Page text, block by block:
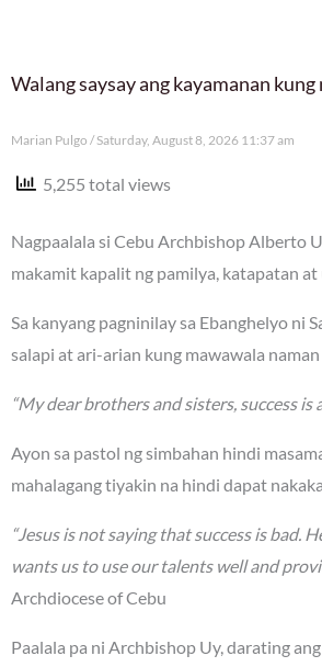
Walang saysay ang kayamanan
Marian Pulgo Saturday, August 8, 2026 11:37 am
5,255 total views
Nagpaalala si Cebu Archbishop Alberto
makamit kapalit ng pamilya, katapatan at
Sa kanyang pagninilay sa Ebanghelyo ni
salapi at ari-arian kung mawawala
“My dear brothers and sisters, success
Ayon sa pastol ng simbahan hindi
mahalagang tiyakin na hindi dapat
“Jesus is not saying that success is bad.
wants us to use our talents well and
Archdiocese of Cebu
Paalala pa ni Archbishop Uy, darating